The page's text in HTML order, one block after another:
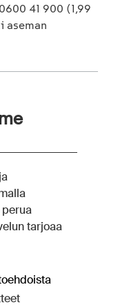
41 900 (1,99
aseman